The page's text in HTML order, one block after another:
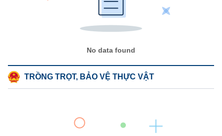
No data found
TRỒNG TRỌT, BẢO VỆ THỰC VẬT